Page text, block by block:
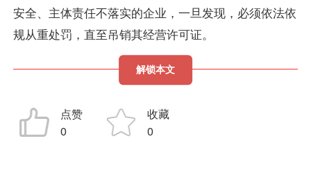
安全、主体责任不落实的企业，一旦发现，必须依法依
规从重处罚，直至吊销其经营许可证。
解锁本文
点赞
0
收藏
0